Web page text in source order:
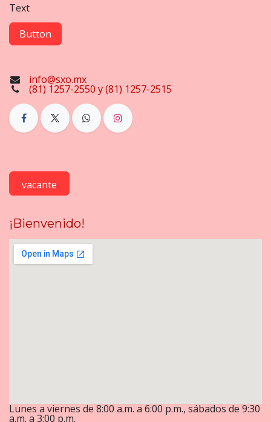
Text
Button
info@sxo.mx
(81) 1257-2550 y (81) 1257-2515
vacante
¡Bienvenido!
Lunes a viernes de 8:00 a.m. a 6:00 p.m., sábados de 9:30
a.m. a 3:00 p.m.